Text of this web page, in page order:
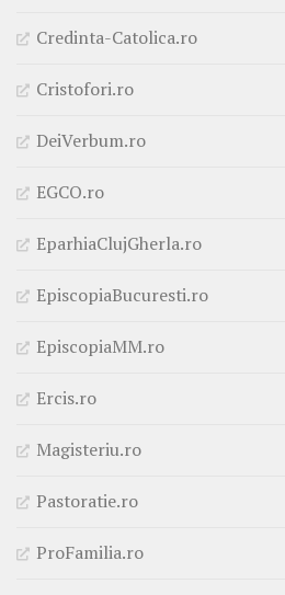
Credinta-Catolica.ro
Cristofori.ro
DeiVerbum.ro
EGCO.ro
EparhiaClujGherla.ro
EpiscopiaBucuresti.ro
EpiscopiaMM.ro
Ercis.ro
Magisteriu.ro
Pastoratie.ro
ProFamilia.ro